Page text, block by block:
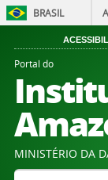
BRASIL
Portal do
MINISTÉRIO DA
Search Site